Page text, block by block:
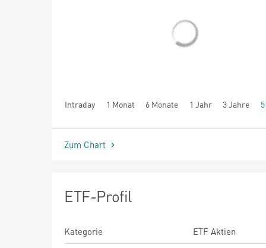
Intraday 1 Monat 6 Monate 1 Jahr 3 Jahre
seit Beginn
Zum Chart
ETF-Profil
Kategorie
ETF Aktien